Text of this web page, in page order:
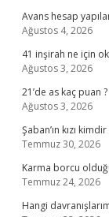
Avans hesap
Ağustos 4, 2026
41 inşirah ne için
Ağustos 3, 2026
21’de as kaç puan ?
Ağustos 3, 2026
Şaban’ın kızı kimdir
Temmuz 30, 2026
Karma borcu
Temmuz 24, 2026
Hangi